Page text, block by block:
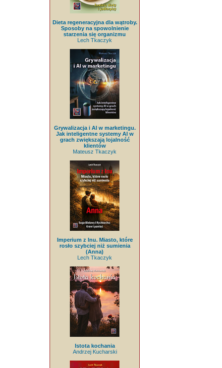
Dieta regeneracyjna dla wątroby.
Sposoby na spowolnienie
starzenia się organizmu
Lech Tkaczyk
Grywalizacja i AI w marketingu.
Jak inteligentne systemy AI w
grach zwiększają lojalność
klientów
Mateusz Tkaczyk
Imperium z lnu. Miasto, które
rosło szybciej niż sumienia
(Anna)
Lech Tkaczyk
Istota kochania
Andrzej Kucharski